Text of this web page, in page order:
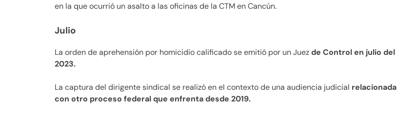
en la que ocurrió un asalto a las oficinas de la CTM en Cancún.
Julio
La orden de aprehensión por homicidio calificado se emitió por un Juezde Control en julio del
2023.
La captura del dirigente sindical se realizó en el contexto de una audiencia judicial relacionada
con otro proceso federal que enfrenta desde 2019.